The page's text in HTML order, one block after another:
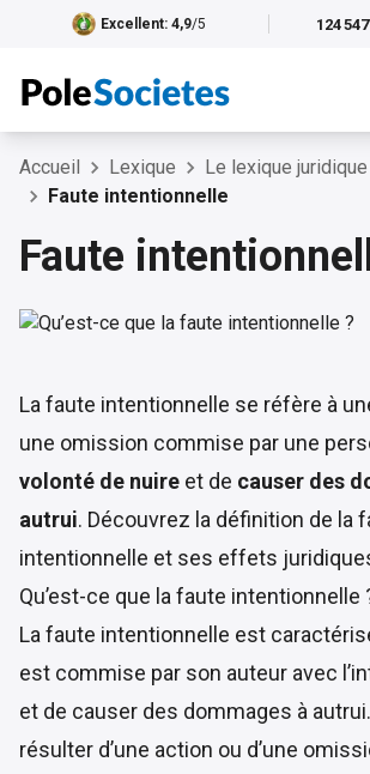
124
Excellent: 4,9/5
Accueil Lexique
Le lexique
Faute intentionnelle
Faute
La faute intentionnelle se réfère à
une omission commise par une
volonté de nuire et de causer des
autrui. Découvrez la définition de la
intentionnelle et ses effets
Qu’est-ce que la faute intentionnelle
La faute intentionnelle est
est commise par son auteur avec
et de causer des dommages à
résulter d’une action ou d’une